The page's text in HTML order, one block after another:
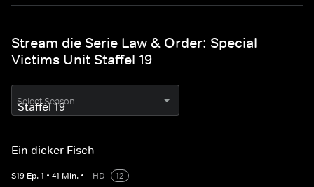
Stream die Serie Law & Order: Special
Victims Unit Staffel 19
Select Season
Ein dicker Fisch
S19 Ep.1 • 41 Min. • HD
12